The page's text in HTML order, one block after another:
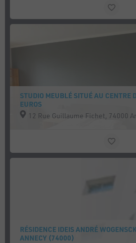
STUDIO MEUBLÉ SITUÉ AU
EUROS
12 Rue Guillaume Fichet, 74000
RÉSIDENCE IDEIS ANDRÉ
ANNECY (74000)